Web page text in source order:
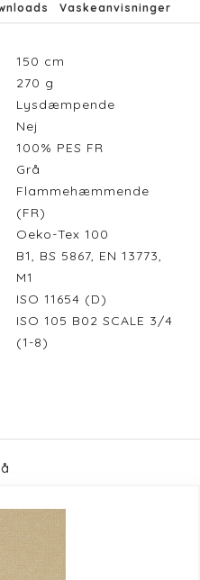
Vaskeanvisninger
150 cm
270 g
Lysdæmpende
Nej
100% PES FR
Grå
Flammehæmmende
(FR)
Oeko-Tex 100
B1, BS 5867, EN 13773,
M1
ISO 11654 (D)
ISO 105 B02 SCALE 3/4
(1-8)